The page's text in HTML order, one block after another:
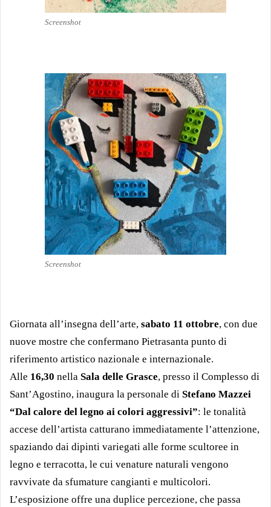
Screenshot
Screenshot
Giornata all’insegna dell’arte, sabato 11 ottobre, con due
nuove mostre che confermano Pietrasanta punto di
riferimento artistico nazionale e internazionale.
Alle 16,30 nella Sala delle Grasce, presso il Complesso di
Sant’Agostino, inaugura la personale di Stefano Mazzei
“Dal calore del legno ai colori aggressivi”: le tonalità
accese dell’artista catturano immediatamente l’attenzione,
spaziando dai dipinti variegati alle forme scultoree in
legno e terracotta, le cui venature naturali vengono
ravvivate da sfumature cangianti e multicolori.
L’esposizione offre una duplice percezione, che passa